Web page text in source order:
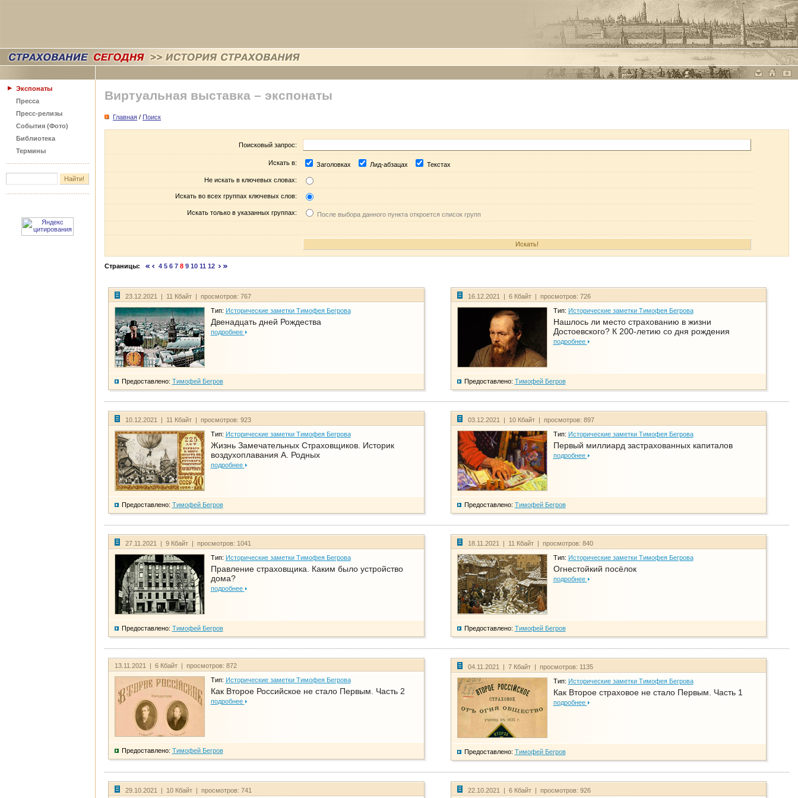
Экспонаты
Пресса
Пресс-релизы
События (Фото)
Библиотека
Термины
Виртуальная выставка – экспонаты
Главная / Поиск
Поисковый запрос:
Искать в: Заголовках Лид-абзацах Текстах
Не искать в ключевых словах:
Искать во всех группах ключевых слов:
Искать только в указанных группах: После выбора данного пункта откроется список групп
Страницы: 4 5 6 7 8 9 10 11 12
23.12.2021 | 11 Кбайт | просмотров: 767
Тип: Исторические заметки Тимофея Бегрова
Двенадцать дней Рождества
подробнее
Предоставлено: Тимофей Бегров
16.12.2021 | 6 Кбайт | просмотров: 726
Тип: Исторические заметки Тимофея Бегрова
Нашлось ли место страхованию в жизни
Достоевского? К 200-летию со дня рождения
подробнее
Предоставлено: Тимофей Бегров
10.12.2021 | 11 Кбайт | просмотров: 923
Тип: Исторические заметки Тимофея Бегрова
Жизнь Замечательных Страховщиков. Историк
воздухоплавания А. Родных
подробнее
Предоставлено: Тимофей Бегров
03.12.2021 | 10 Кбайт | просмотров: 897
Тип: Исторические заметки Тимофея Бегрова
Первый миллиард застрахованных капиталов
подробнее
Предоставлено: Тимофей Бегров
27.11.2021 | 9 Кбайт | просмотров: 1041
Тип: Исторические заметки Тимофея Бегрова
Правление страховщика. Каким было устройство
дома?
подробнее
Предоставлено: Тимофей Бегров
18.11.2021 | 11 Кбайт | просмотров: 840
Тип: Исторические заметки Тимофея Бегрова
Огнестойкий посёлок
подробнее
Предоставлено: Тимофей Бегров
13.11.2021 | 6 Кбайт | просмотров: 872
Тип: Исторические заметки Тимофея Бегрова
Как Второе Российское не стало Первым. Часть 2
подробнее
Предоставлено: Тимофей Бегров
04.11.2021 | 7 Кбайт | просмотров: 1135
Тип: Исторические заметки Тимофея Бегрова
Как Второе страховое не стало Первым. Часть 1
подробнее
Предоставлено: Тимофей Бегров
29.10.2021 | 10 Кбайт | просмотров: 741 22.10.2021 | 6 Кбайт | просмотров: 926